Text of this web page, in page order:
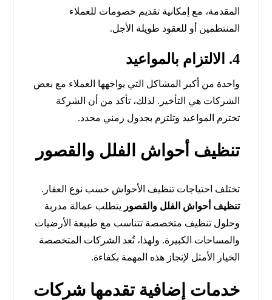
المقدمة، مع إمكانية تقديم خصومات للعملاء
المنتظمين أو للعقود طويلة الأجل.
4. الالتزام بالمواعيد
واحدة من أكبر المشاكل التي يواجهها العملاء مع بعض
الشركات هي التأخير. لذلك، تأكد من أن الشركة
تحترم المواعيد وتلتزم بجدول زمني محدد.
تنظيف أحواش الفلل والقصور
تختلف احتياجات تنظيف الأحواش حسب نوع العقار.
تنظيف أحواش الفلل والقصور يتطلب عمالة مدربة
وحلول تنظيف متخصصة تتناسب مع طبيعة الأرضيات
والمساحات الكبيرة. ولهذا، تُعد الشركات المتخصصة
الخيار الأمثل لإنجاز هذه المهمة بكفاءة.
خدمات إضافية تقدمها شركات